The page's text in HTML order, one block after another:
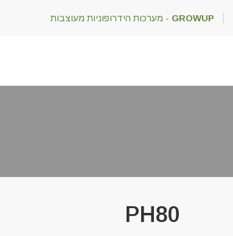
GROWUP - מערכות הידרופוניות מעוצבות
PH80